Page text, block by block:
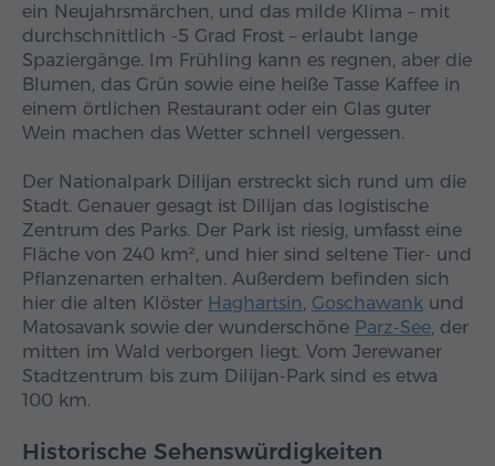
ein Neujahrsmärchen, und das milde Klima – mit
durchschnittlich -5 Grad Frost – erlaubt lange
Spaziergänge. Im Frühling kann es regnen, aber die
Blumen, das Grün sowie eine heiße Tasse Kaffee in
einem örtlichen Restaurant oder ein Glas guter
Wein machen das Wetter schnell vergessen.
Der Nationalpark Dilijan erstreckt sich rund um die
Stadt. Genauer gesagt ist Dilijan das logistische
Zentrum des Parks. Der Park ist riesig, umfasst eine
Fläche von 240 km², und hier sind seltene Tier- und
Pflanzenarten erhalten. Außerdem befinden sich
hier die alten Klöster Haghartsin, Goschawank und
Matosavank sowie der wunderschöne Parz-See, der
mitten im Wald verborgen liegt. Vom Jerewaner
Stadtzentrum bis zum Dilijan-Park sind es etwa
100 km.
Historische Sehenswürdigkeiten